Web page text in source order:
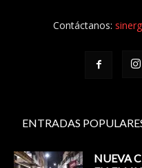
Contáctanos:
ENTRADAS
NUEVA